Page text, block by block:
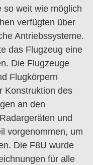
so weit wie möglich
verfügten über
Antriebssysteme.
das Flugzeug eine
Die Flugzeuge
Flugkörpern
Konstruktion des
an den
und
vorgenommen, um
Die F8U wurde
für alle